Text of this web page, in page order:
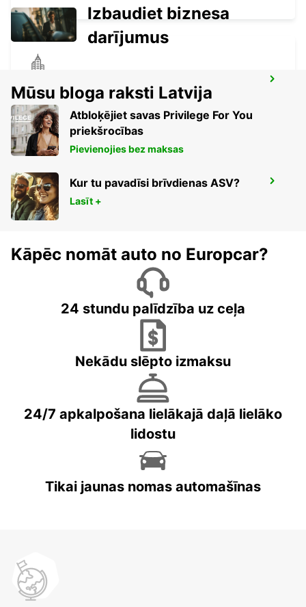
ISTANBUL ATASEHIR MEET AND GREET
ISTANBUL - TURKEY
ISTANBUL KARTAL ASIAN SIDE
ISTANBUL - TURKEY
Izbaudiet biznesa
darījumus
Mūsu bloga raksti Latvija
Atbloķējiet savas Privilege For You
priekšrocības
Pievienojies bez maksas
Kur tu pavadīsi brīvdienas ASV?
Lasīt +
Kāpēc nomāt auto no Europcar?
24 stundu palīdzība uz ceļa
Nekādu slēpto izmaksu
24/7 apkalpošana lielākajā daļā lielāko
lidostu
Tikai jaunas nomas automašīnas